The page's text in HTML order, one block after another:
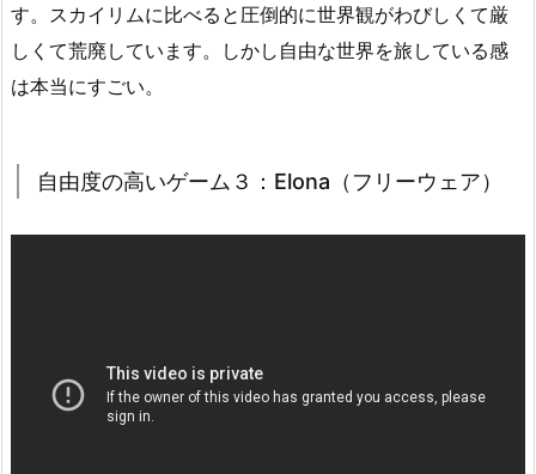
す。スカイリムに比べると圧倒的に世界観がわびしくて厳
しくて荒廃しています。しかし自由な世界を旅している感
は本当にすごい。
自由度の高いゲーム３：Elona（フリーウェア）